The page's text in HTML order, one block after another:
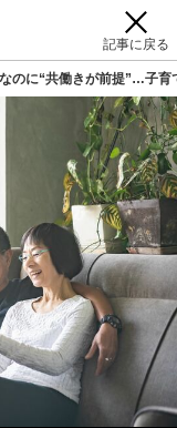
記事に戻る
のに“共働きが前提”…子